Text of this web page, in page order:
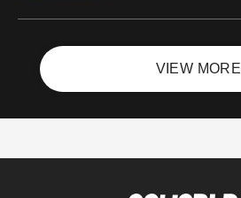
VIEW MORE